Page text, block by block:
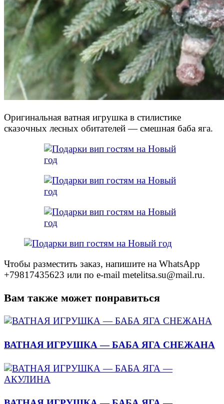
Оригинальная ватная игрушка в стилистике
сказочных лесных обитателей — смешная баба яга.
Чтобы разместить заказ, напишите на WhatsApp
+79817435623 или по e-mail metelitsa.su@mail.ru.
Вам также может понравиться
ВАТНАЯ ИГРУШКА — БАБА ЯГА СНЕЖАНА